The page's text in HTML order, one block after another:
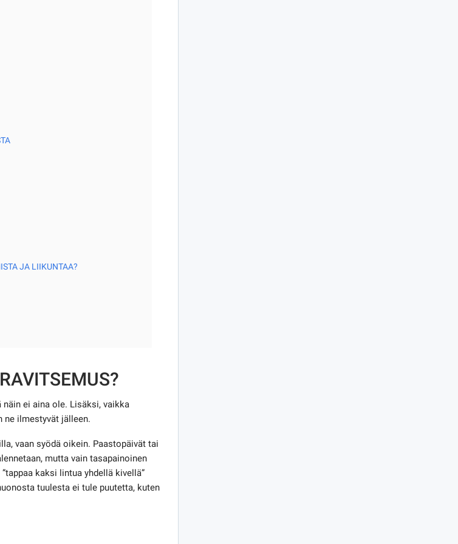
JA LIIKUNTAA?
ei aina ole. Lisäksi, vaikka
ne ilmestyvät jälleen.
vaan syödä oikein. Paastopäivät tai
mutta vain tasapainoinen
kaksi lintua yhdellä kivellä”
tuulesta ei tule puutetta, kuten